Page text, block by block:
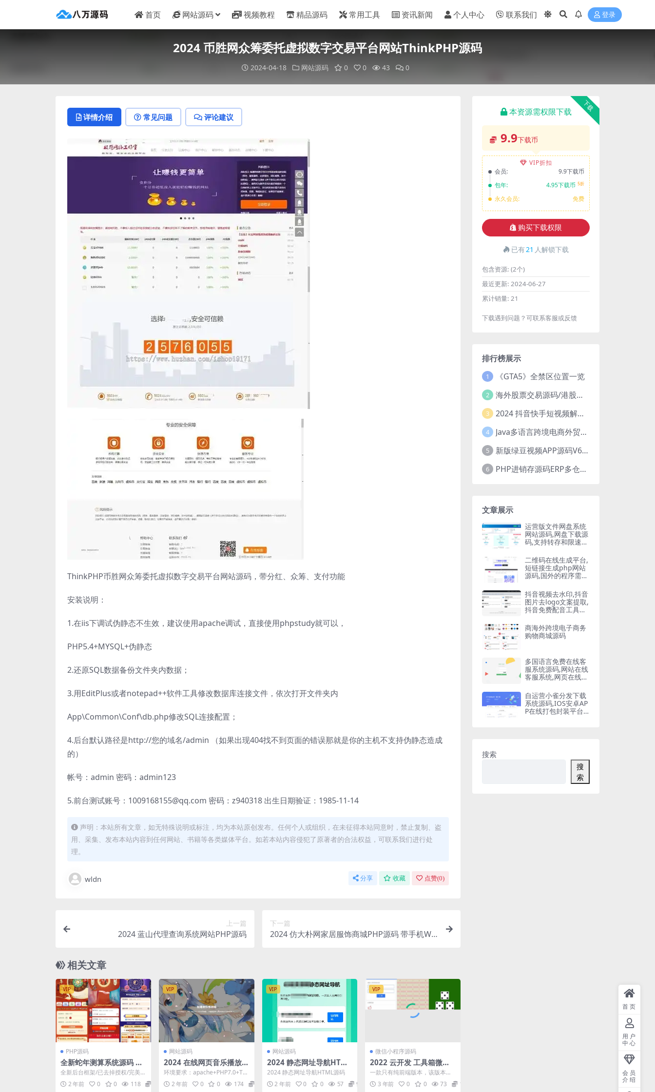
首页 网站源码 视频教程 精品源码 常用工具 资讯新闻 个人中心 联系我们 登录
2024 币胜网众筹委托虚拟数字交易平台网站ThinkPHP源码
2024-04-18 网站源码 0 0 43 0
详情介绍 常见问题 评论建议
ThinkPHP币胜网众筹委托虚拟数字交易平台网站源码，带分红、众筹、支付功能
安装说明：
1.在iis下调试伪静态不生效，建议使用apache调试，直接使用phpstudy就可以，
PHP5.4+MYSQL+伪静态
2.还原SQL数据备份文件夹内数据；
3.用EditPlus或者notepad++软件工具修改数据库连接文件，依次打开文件夹内
App\Common\Conf\db.php修改SQL连接配置；
4.后台默认路径是http://您的域名/admin （如果出现404找不到页面的错误那就是你的主机不支持伪静态造成
的）
帐号：admin 密码：admin123
5.前台测试账号：1009168155@qq.com 密码：z940318 出生日期验证：1985-11-14
声明：本站所有文章，如无特殊说明或标注，均为本站原创发布。任何个人或组织，在未征得本站同意时，禁止复制、盗
用、采集、发布本站内容到任何网站、书籍等各类媒体平台。如若本站内容侵犯了原著者的合法权益，可联系我们进行处
理。
wldn 分享 收藏 点赞(0)
上一篇
2024 蓝山代理查询系统网站PHP源码
下一篇
2024 仿大朴网家居服饰商城PHP源码 带手机WA
相关文章
VIP
PHP源码
全新蛇年测算系统源码 去
授权版
全新后台框架/已去掉授权/完美
运行 支付支持第三方已支付和官
方微信支付宝加虎皮椒...
2 年前 0 0 118
VIP
网站源码
2024 在线网页音乐播放系
统php源码
环境要求：apache+PHP7.0+Thi
nkphp伪静态 更新内容 修复了
音...2 年前 0 0 174
VIP
网站源码
2024 静态网址导航HTML
源码
2024 静态网址导航HTML源码
2 年前
0 0 57 9.9
VIP
微信小程序源码
2022 云开发 工具箱微信
小程序源码
一款只有纯前端版本，该版本的
口袋工具箱涵盖了13个功能，分
别为圣诞帽头像生成、二...
3 年前 0 0 73 10
下载
本资源需权限下载
9.9下载币
VIP折扣
会员:
9.9下载币
包年:
4.95下载币 5折
永久会员: 免费
购买下载权限
已有21 人解锁下载
包含资源: (2个)
最近更新: 2024-06-27
累计销量: 21
下载遇到问题？可联系客服或反馈
排行榜展示
1 《GTA5》全禁区位置一览
2 海外股票交易源码/港股泰股/美股源码/印度股源码/马拉西亚股票源码/国际股票配资
3 2024 抖音快手短视频解析去水印php源码
4 Java多语言跨境电商外贸商城TikToKshop内嵌商城I商家入驻I一键铺
5 新版绿豆视频APP源码V6.6 免授权插件版
6 PHP进销存源码ERP多仓库管理系统 手机版进销存 php网络版进销存小程序
文章展示
运营版文件网盘系统
网站源码,网盘下载源
码,支持转存和限速下
二维码在线生成平台,
短链接生成php网站
源码,国外的程序需要
抖音视频去水印,抖音
图片去logo文案提取,
抖音免费配音工具大
商海外跨境电子商务
购物商城源码
多国语言免费在线客
服系统源码,网站在线
客服系统,网页在线客
平台
自运营小雀分发下载
系统源码,IOS安卓AP
P在线打包封装平台,
搜索
搜
索
首页
用户
中心
会员
介绍